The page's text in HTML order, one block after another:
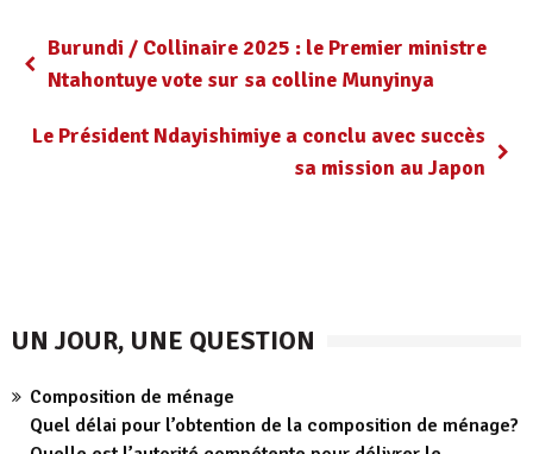
Burundi / Collinaire 2025 : le Premier ministre
Ntahontuye vote sur sa colline Munyinya
Le Président Ndayishimiye a conclu avec succès
sa mission au Japon
UN JOUR, UNE QUESTION
Composition de ménage
Quel délai pour l’obtention de la composition de ménage?